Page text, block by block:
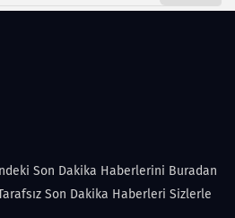
Son Dakika Haberlerini Buradan
Son Dakika Haberleri Sizlerle